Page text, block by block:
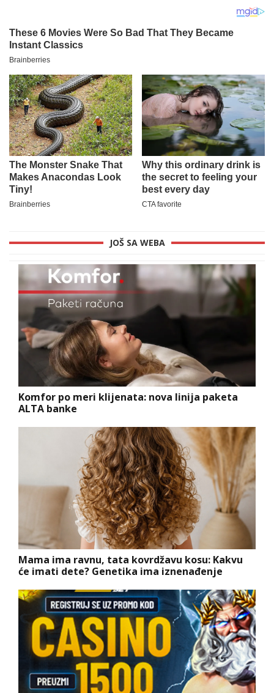
JOŠ SA WEBA
Komfor po meri klijenata: nova linija paketa
ALTA banke
Mama ima ravnu, tata kovrdžavu kosu: Kakvu
će imati dete? Genetika ima iznenađenje